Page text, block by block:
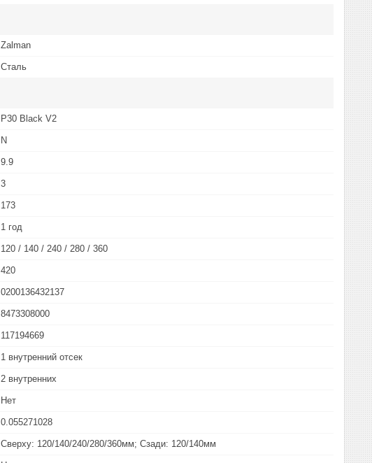
Zalman
Сталь
P30 Black V2
N
9.9
3
173
1 год
120 / 140 / 240 / 280 / 360
420
0200136432137
8473308000
117194669
1 внутренний отсек
2 внутренних
Нет
0.055271028
Сверху: 120/140/240/280/360мм; Сзади: 120/140мм